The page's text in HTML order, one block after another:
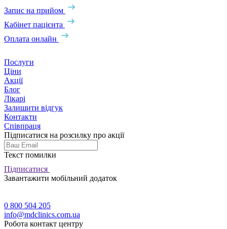
Запис на прийом
Кабінет пацієнта
Оплата онлайн
Послуги
Ціни
Акції
Блог
Лікарі
Залишити відгук
Контакти
Співпраця
Підписатися на розсилку про акції
Текст помилки
Підписатися
Завантажити мобільний додаток
0 800 504 205
info@mdclinics.com.ua
Робота контакт центру